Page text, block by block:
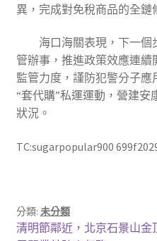
異，完成對免稅商品的全鏈
海口海關表現，下一個
管辦事，推進政策效應連續
監管力度，謹防犯警分子
“套代購”私運運動，營建安
狀況。
TC:sugarpopular900
分類: 未分類
文
上
清明節鄰近，北京石景山